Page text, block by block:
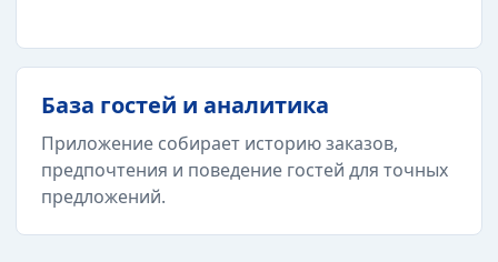
База гостей и аналитика
Приложение собирает историю заказов,
предпочтения и поведение гостей для точных
предложений.